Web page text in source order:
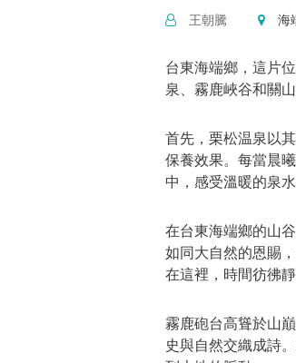
王朝騰
海
台東海端鄉，這片
泉、霧鹿峽谷和關
首先，栗松温泉以
保養效果。每當晨
中，感受溫暖的泉
在台東海端鄉的山
如同大自然的恩賜
在這裡，時間彷彿
霧鹿砲台高聳於山
史與自然交織成詩